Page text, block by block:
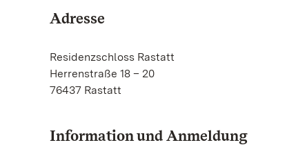
Adresse
Residenzschloss Rastatt
Herrenstraße 18 – 20
76437 Rastatt
Information und Anmeldung